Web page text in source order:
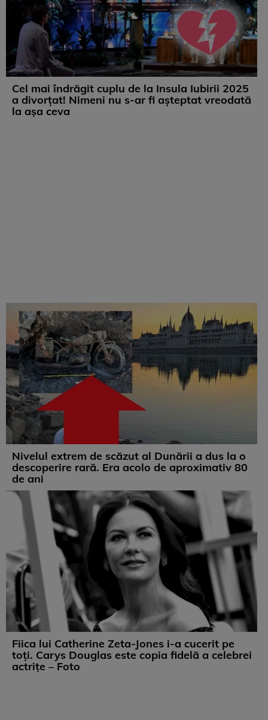
Cel mai îndrăgit cuplu de la Insula Iubirii 2025
a divorțat! Nimeni nu s-ar fi așteptat vreodată
la așa ceva
Nivelul extrem de scăzut al Dunării a dus la o
descoperire rară. Era acolo de aproximativ 80
de ani
Fiica lui Catherine Zeta-Jones i-a cucerit pe
toți. Carys Douglas este copia fidelă a celebrei
actrițe – Foto